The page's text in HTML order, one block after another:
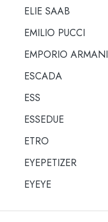
ELIE SAAB
EMILIO PUCCI
EMPORIO ARMANI
ESCADA
ESS
ESSEDUE
ETRO
EYEPETIZER
EYEYE